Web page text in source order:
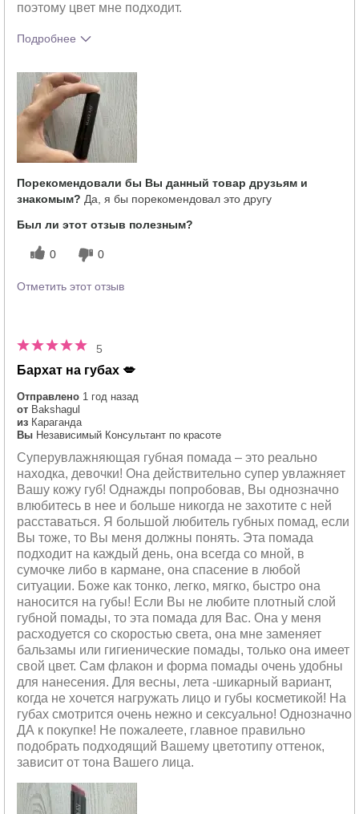
поэтому цвет мне подходит.
Подробнее
продукта?
Как отличается опыт использования
этого продукта от декоративной
косметики других брендов?
Порекомендовали бы Вы данный товар друзьям и
знакомым? Да, я бы порекомендовал это другу
Был ли этот отзыв полезным?
0 0
Отметить этот отзыв
5
Бархат на губах 💋
Отправлено 1 год назад
от Bakshagul
из Караганда
Вы Независимый Консультант по красоте
Суперувлажняющая губная помада – это реально
находка, девочки! Она действительно супер увлажняет
Вашу кожу губ! Однажды попробовав, Вы однозначно
влюбитесь в нее и больше никогда не захотите с ней
расставаться. Я большой любитель губных помад, если
Вы тоже, то Вы меня должны понять. Эта помада
подходит на каждый день, она всегда со мной, в
сумочке либо в кармане, она спасение в любой
ситуации. Боже как тонко, легко, мягко, быстро она
наносится на губы! Если Вы не любите плотный слой
губной помады, то эта помада для Вас. Она у меня
расходуется со скоростью света, она мне заменяет
бальзамы или гигиенические помады, только она имеет
свой цвет. Сам флакон и форма помады очень удобны
для нанесения. Для весны, лета -шикарный вариант,
когда не хочется нагружать лицо и губы косметикой! На
губах смотрится очень нежно и сексуально! Однозначно
ДА к покупке! Не пожалеете, главное правильно
подобрать подходящий Вашему цветотипу оттенок,
зависит от тона Вашего лица.